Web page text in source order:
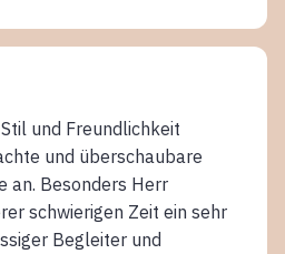
und Freundlichkeit
und überschaubare
an. Besonders Herr
schwierigen Zeit ein sehr
Begleiter und